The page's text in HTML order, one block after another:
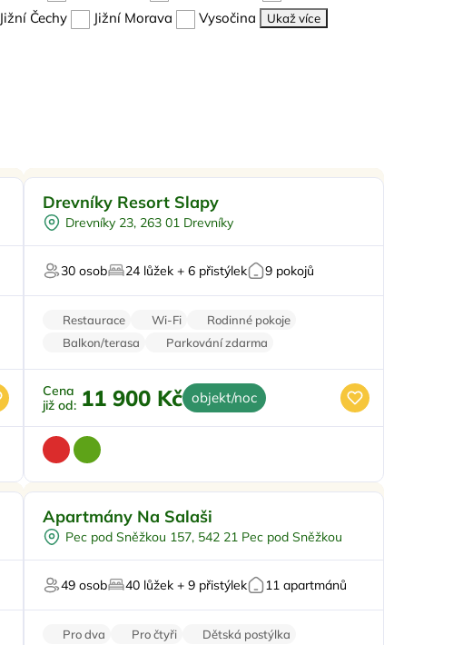
Jižní Čechy Jižní Morava Vysočina Ukaž více
Vnitřní bazén
Pro skupiny
Sauna
Drevníky Resort Slapy
Drevníky 23, 263 01 Drevníky
30 osob 24 lůžek + 6 přistýlek 9 pokojů
Restaurace Wi-Fi
Rodinné pokoje
Balkon/terasa
Parkování zdarma
Cena
již od: 11 900 Kč objekt/noc
Pro skupiny
U lyžařského střediska
Zvířata povolena
Apartmány Na Salaši
Pec pod Sněžkou 157, 542 21 Pec pod Sněžkou
49 osob 40 lůžek + 9 přistýlek 11 apartmánů
Pro dva Pro čtyři
Dětská postýlka